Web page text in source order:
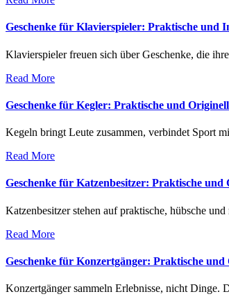
Geschenke für Klavierspieler: Praktische und
Klavierspieler freuen sich über Geschenke, die
Read More
Geschenke für Kegler: Praktische und
Kegeln bringt Leute zusammen, verbindet Sport
Read More
Geschenke für Katzenbesitzer: Praktische
Katzenbesitzer stehen auf praktische, hübsche
Read More
Geschenke für Konzertgänger: Praktische
Konzertgänger sammeln Erlebnisse, nicht Dinge.